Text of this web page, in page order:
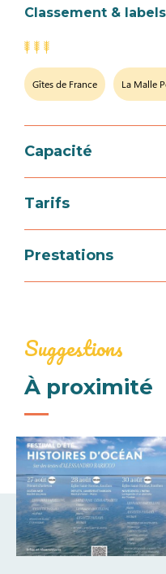
Classement & labels
Gîtes de France La Malle
Capacité
Capacité d'accueil
Tarifs
520€
580€
Moyens de
Carte bleue
Prestations
Draps fournis
Conforts
Suggestions
À proximité